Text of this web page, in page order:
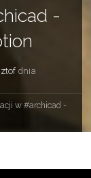
-
dnia
w #archicad -